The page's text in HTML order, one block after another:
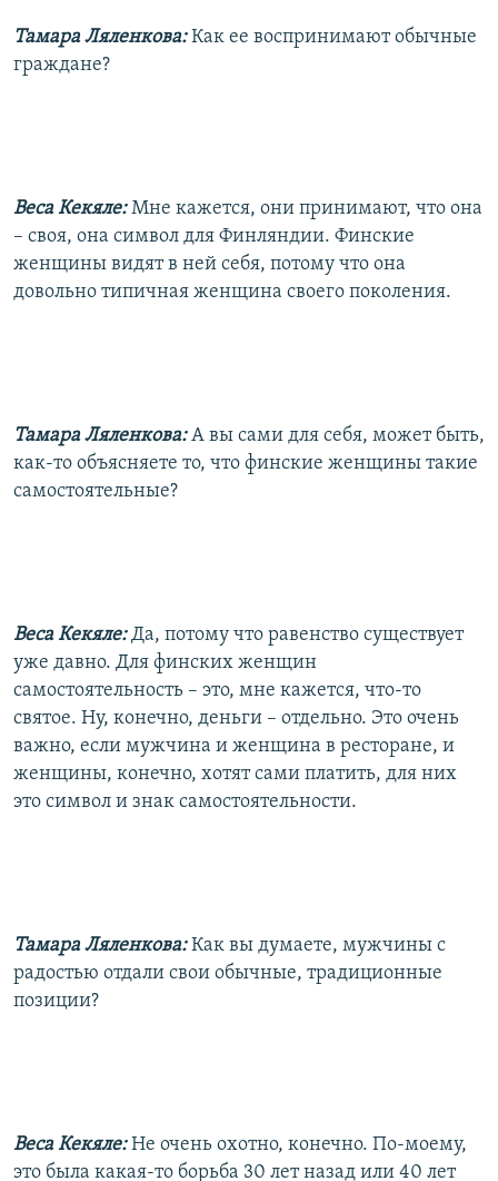
Тамара Ляленкова: Как ее воспринимают обычные
граждане?
Веса Кекяле: Мне кажется, они принимают, что она
– своя, она символ для Финляндии. Финские
женщины видят в ней себя, потому что она
довольно типичная женщина своего поколения.
Тамара Ляленкова: А вы сами для себя, может быть,
как-то объясняете то, что финские женщины такие
самостоятельные?
Веса Кекяле: Да, потому что равенство существует
уже давно. Для финских женщин
самостоятельность – это, мне кажется, что-то
святое. Ну, конечно, деньги – отдельно. Это очень
важно, если мужчина и женщина в ресторане, и
женщины, конечно, хотят сами платить, для них
это символ и знак самостоятельности.
Тамара Ляленкова: Как вы думаете, мужчины с
радостью отдали свои обычные, традиционные
позиции?
Веса Кекяле: Не очень охотно, конечно. По-моему,
это была какая-то борьба 30 лет назад или 40 лет